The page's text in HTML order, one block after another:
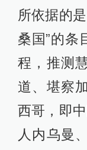
所依据的
桑国”的条
程，推测
道、堪察
西哥，即
人内乌曼